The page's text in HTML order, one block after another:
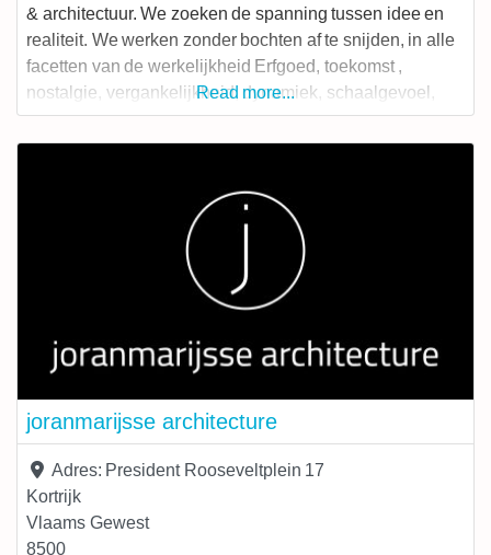
& architectuur. We zoeken de spanning tussen idee en
realiteit. We werken zonder bochten af te snijden, in alle
facetten van de werkelijkheid Erfgoed, toekomst ,
nostalgie, vergankelijkheid, dynamiek, schaalgevoel,
tederheid… De circulaire ideologie is een evidentie.
Read more...
joranmarijsse architecture
Adres: President Rooseveltplein 17
Kortrijk
Vlaams Gewest
8500